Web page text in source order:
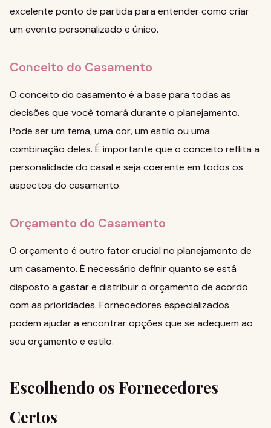
excelente ponto de partida para entender como criar
um evento personalizado e único.
Conceito do Casamento
O conceito do casamento é a base para todas as
decisões que você tomará durante o planejamento.
Pode ser um tema, uma cor, um estilo ou uma
combinação deles. É importante que o conceito reflita a
personalidade do casal e seja coerente em todos os
aspectos do casamento.
Orçamento do Casamento
O orçamento é outro fator crucial no planejamento de
um casamento. É necessário definir quanto se está
disposto a gastar e distribuir o orçamento de acordo
com as prioridades. Fornecedores especializados
podem ajudar a encontrar opções que se adequem ao
seu orçamento e estilo.
Escolhendo os Fornecedores
Certos